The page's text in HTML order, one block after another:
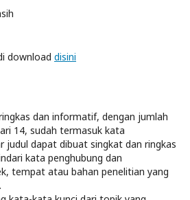
download disini
dan informatif, dengan jumlah
14, sudah termasuk kata
judul dapat dibuat singkat dan ringkas
kata penghubung dan
tempat atau bahan penelitian yang